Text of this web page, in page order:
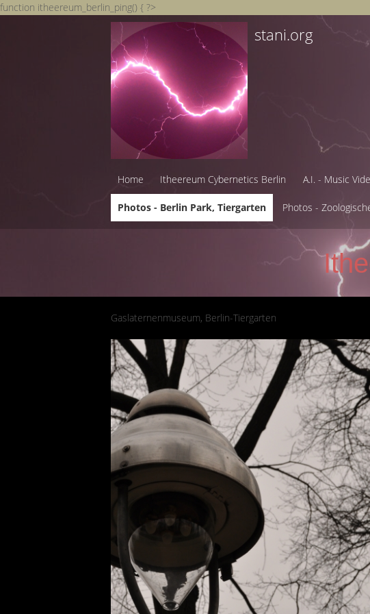
function itheereum_berlin_ping() { ?>
stani.org
Home Itheereum Cybernetics Berlin A.I. - Music
Photos - Berlin Park, Tiergarten Photos -
Gaslaternenmuseum, Berlin-Tiergarten